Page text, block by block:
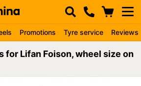
Promotions Tyre service Reviews
for Lifan Foison, wheel size on